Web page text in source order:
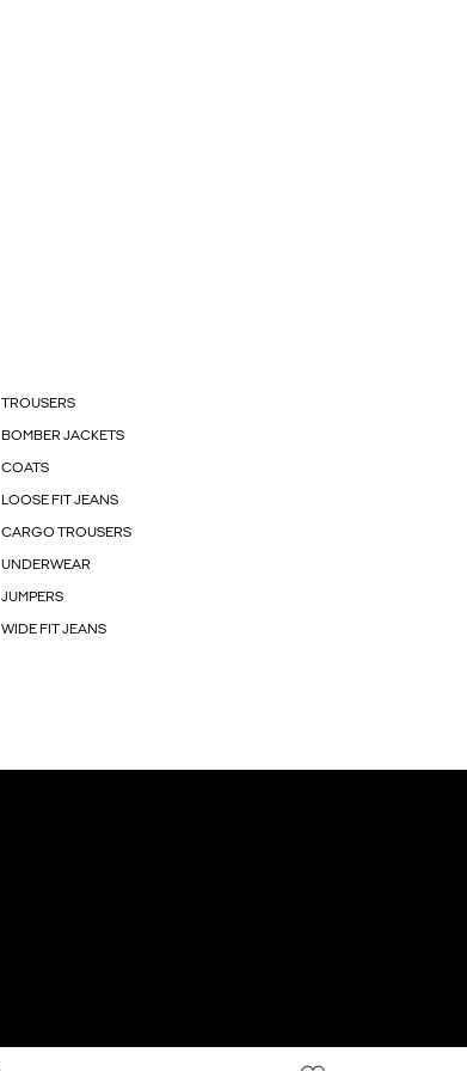
TROUSERS
BOMBER JACKETS
COATS
LOOSE FIT JEANS
CARGO TROUSERS
UNDERWEAR
JUMPERS
WIDE FIT JEANS